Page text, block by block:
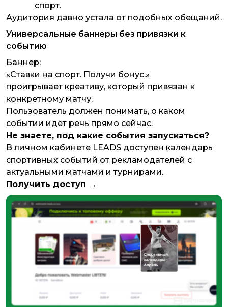
спорт.
Аудитория давно устала от подобных обещаний.
Универсальные баннеры без привязки к
событию
Баннер:
«Ставки на спорт. Получи бонус.»
проигрывает креативу, который привязан к
конкретному матчу.
Пользователь должен понимать, о каком
событии идёт речь прямо сейчас.
Не знаете, под какие события запускаться?
В личном кабинете LEADS доступен календарь
спортивных событий от рекламодателей с
актуальными матчами и турнирами.
Получить доступ →